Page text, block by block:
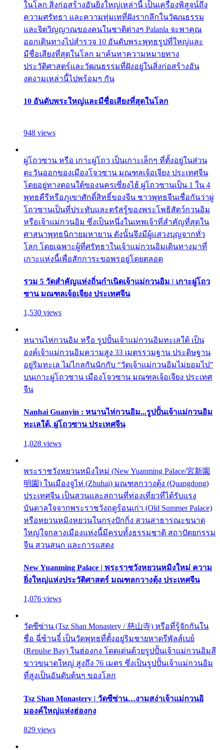
ในโลก สิ่งก่อสร้างอันยิ่งใหญ่เหล่านี้ เป็นเครื่องพิสูจน์ถึง
ความศรัทธา และความทุ่มเทที่ฝังรากลึกในวัฒนธรรม
และจิตวิญญาณของคนในชาติต่างๆ Palanla จะพาคุณ
ออกเดินทางไปสำรวจ 10 อันดับพระพุทธรูปที่ใหญ่และ
มีชื่อเสียงที่สุดในโลก มาค้นหาความหมายทาง
ประวัติศาสตร์และวัฒนธรรมที่ฝังอยู่ในสิ่งก่อสร้างอัน
งดงามเหล่านี้ไปพร้อมๆ กัน
10 อันดับพระใหญ่และมีชื่อเสียงที่สุดในโลก
948 views
ผู่โถวซาน หรือ เกาะผู่โถว เป็นเกาะเล็กๆ ที่ตั้งอยู่ในส่วน
ตะวันออกของเมืองโจวซาน มณฑลเจ้อเจียง ประเทศจีน
โดยอยู่ทางตอนใต้ของนครเซี่ยงไฮ้ ผู่โถวซานเป็น 1 ใน 4
พุทธคีรีหรือภูเขาศักดิ์สิทธิ์ของจีน ชาวพุทธจีนเชื่อกันว่าผู่
โถวซานเป็นที่ประทับและตรัสรู้ของพระโพธิสัตว์กวนอิม
หรือเจ้าแม่กวนอิม ซึ่งเป็นหนึ่งในเทพเจ้าที่สำคัญที่สุดใน
ศาสนาพุทธนิกายมหายาน ดังนั้นจึงมีผู้แสวงบุญจากทั่ว
โลก โดยเฉพาะผู้ที่ศรัทธาในเจ้าแม่กวนอิมเดินทางมาที่
เกาะแห่งนี้เพื่อสักการะขอพรอยู่โดยตลอด
รวม 5 วัดสำคัญแห่งถิ่นกำเนิดเจ้าแม่กวนอิม | เกาะผู่โถว
ซาน มณฑลเจ้อเจียง ประเทศจีน
1,530 views
หนานไห่กวนอิม หรือ รูปปั้นเจ้าแม่กวนอิมทะเลใต้ เป็น
องค์เจ้าแม่กวนอิมความสูง 33 เมตรรวมฐาน ประดิษฐาน
อยู่ริมทะเล ไม่ไกลกันนักกับ “วัดเจ้าแม่กวนอิมไม่ยอมไป”
บนเกาะผู่โถวซาน เมืองโจวซาน มณฑลเจ้อเจียง ประเทศ
จีน
Nanhai Guanyin : หนานไห่กวนอิม...รูปปั้นเจ้าแม่กวนอิม
ทะเลใต้, ผู่โถวซาน ประเทศจีน
1,028 views
พระราชวังหยวนหมิงใหม่ (New Yuanming Palace/宮新園
明園) ในเมืองจูไห่ (Zhuhai) มณฑลกวางตุ้ง (Quangdong)
ประเทศจีน เป็นสวนและสถานที่ท่องเที่ยวที่ได้รับแรง
บันดาลใจจากพระราชวังฤดูร้อนเก่า (Old Summer Palace)
หรือหยวนหมิงหยวนในกรุงปักกิ่ง สวนสาธารณะขนาด
ใหญ่ใจกลางเมืองแห่งนี้มีครบทั้งธรรมชาติ สถาปัตยกรรม
จีน สวนสนุก และการแสดง
New Yuanming Palace | พระราชวังหยวนหมิงใหม่ ความ
ยิ่งใหญ่แห่งประวัติศาสตร์ มณฑลกวางตุ้ง ประเทศจีน
1,076 views
วัดซีซ่าน (Tsz Shan Monastery / 慈山寺) หรือที่รู้จักกันใน
ชื่อ ฉี่ซ้านจี๋ เป็นวัดพุทธที่ตั้งอยู่ริมชายหาดรีพัลส์เบย์
(Repulse Bay) ในฮ่องกง โดดเด่นด้วยรูปปั้นเจ้าแม่กวนอิมสี
ขาวขนาดใหญ่ สูงถึง 76 เมตร ซึ่งเป็นรูปปั้นเจ้าแม่กวนอิม
ที่สูงเป็นอันดับต้นๆ ของโลก
Tsz Shan Monastery | วัดซีซ่าน…งามสง่าเจ้าแม่กวนอิ
มองค์ใหญ่แห่งฮ่องกง
829 views